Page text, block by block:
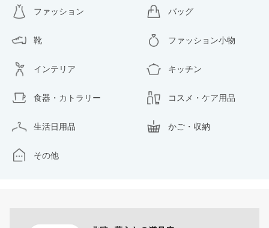
ファッション バッグ
靴 ファッション小物
インテリア キッチン
食器・カトラリー コスメ・ケア用品
生活日用品 かご・収納
その他